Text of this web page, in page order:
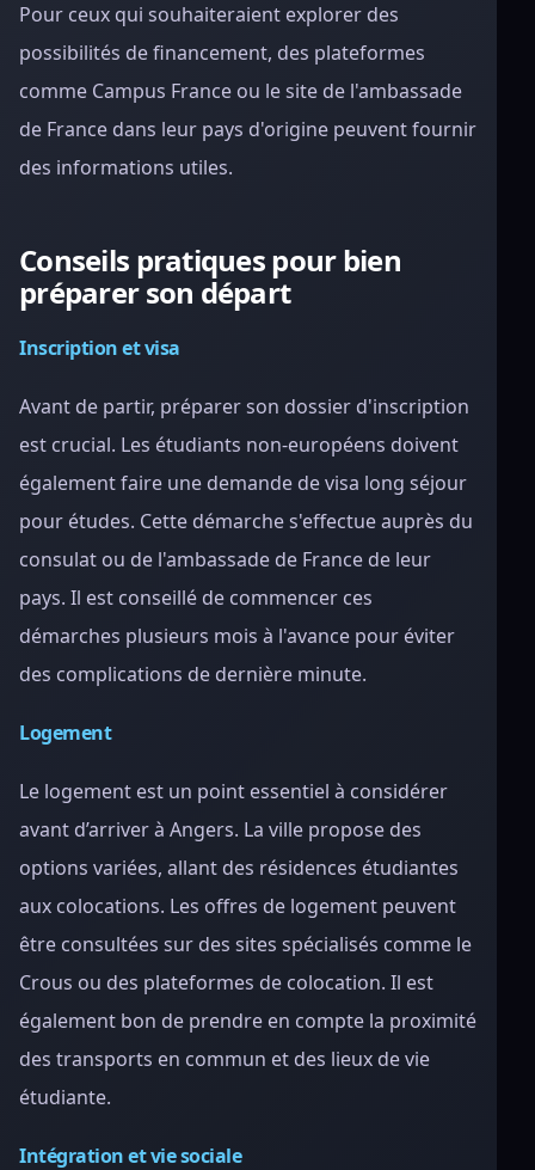
Pour ceux qui souhaiteraient explorer des
possibilités de financement, des plateformes
comme Campus France ou le site de l'ambassade
de France dans leur pays d'origine peuvent fournir
des informations utiles.
Conseils pratiques pour bien
préparer son départ
Inscription et visa
Avant de partir, préparer son dossier d'inscription
est crucial. Les étudiants non-européens doivent
également faire une demande de visa long séjour
pour études. Cette démarche s'effectue auprès du
consulat ou de l'ambassade de France de leur
pays. Il est conseillé de commencer ces
démarches plusieurs mois à l'avance pour éviter
des complications de dernière minute.
Logement
Le logement est un point essentiel à considérer
avant d’arriver à Angers. La ville propose des
options variées, allant des résidences étudiantes
aux colocations. Les offres de logement peuvent
être consultées sur des sites spécialisés comme le
Crous ou des plateformes de colocation. Il est
également bon de prendre en compte la proximité
des transports en commun et des lieux de vie
étudiante.
Intégration et vie sociale